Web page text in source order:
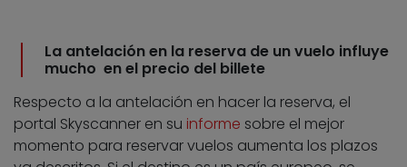
La antelación en la reserva de un vuelo influye
mucho en el precio del billete
Respecto a la antelación en hacer la reserva, el
portal Skyscanner en su informe sobre el mejor
momento para reservar vuelos aumenta los plazos